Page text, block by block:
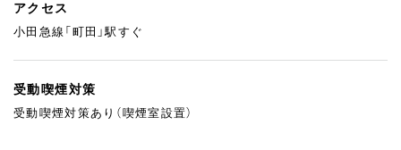
アクセス
小田急線「町田」駅すぐ
受動喫煙対策
受動喫煙対策あり（喫煙室設置）